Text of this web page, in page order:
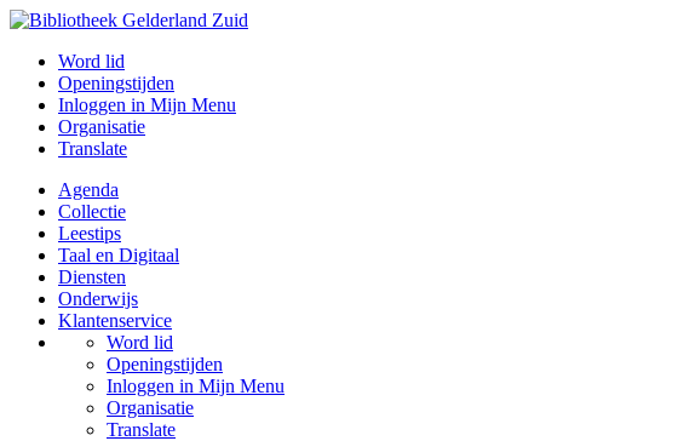
Word lid
Openingstijden
Inloggen in Mijn Menu
Organisatie
Translate
Agenda
Collectie
Leestips
Taal en Digitaal
Diensten
Onderwijs
Klantenservice
Word lid
Openingstijden
Inloggen in Mijn Menu
Organisatie
Translate